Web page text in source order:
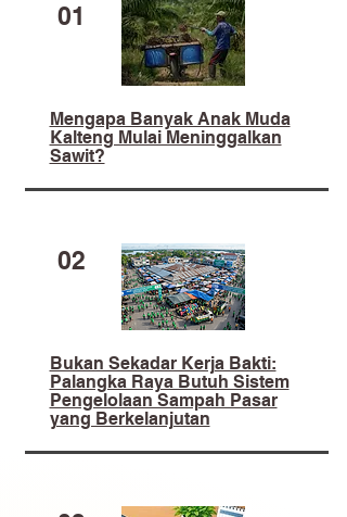
01
Mengapa Banyak Anak Muda
Kalteng Mulai Meninggalkan
Sawit?
02
​Bukan Sekadar Kerja Bakti:
Palangka Raya Butuh Sistem
Pengelolaan Sampah Pasar
yang Berkelanjutan